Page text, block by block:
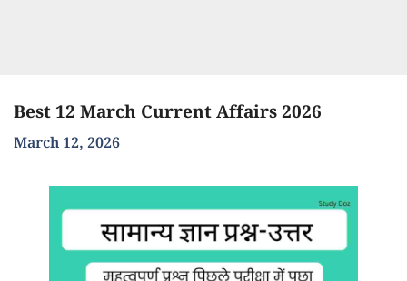
Best 12 March Current Affairs 2026
March 12, 2026